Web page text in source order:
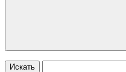
Искать